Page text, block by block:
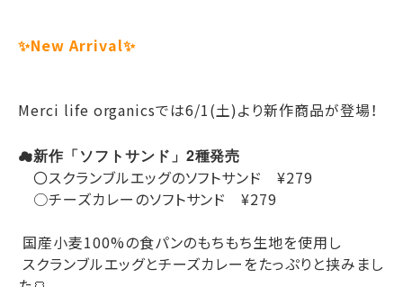
✨New Arrival✨
Merci life organicsでは6/1(土)より新作商品が登場！
☁新作「ソフトサンド」2種発売
〇スクランブルエッグのソフトサンド ¥279
○チーズカレーのソフトサンド ¥279
‎ 国産小麦100%の食パンのもちもち生地を使用し
スクランブルエッグとチーズカレーをたっぷりと挟みまし